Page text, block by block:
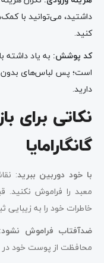
داشتید، می‌توانید با
کنید.
کد پوشش: به یاد
است؛ پس لباس‌های بدون
دارید.
نکاتی برای
گانگارامایا
با خود دوربین ببرید:
معبد را فراموش نکنید.
خاطرات خود را به زیبایی
ضدآفتاب فراموش نشود:
محافظت از پوست خود در